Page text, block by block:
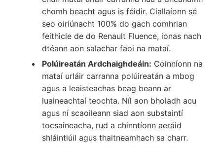
chomh beacht agus is féidir. Ciallaíonn sé
seo oiriúnacht 100% do gach comhrian
feithicle de do Renault Fluence, ionas nach
dtéann aon salachar faoi na mataí.
Polúireatán Ardchaighdeáin: Coinníonn na
mataí urláir carranna polúireatán a mbog
agus a leaisteachas beag beann ar
luaineachtaí teochta. Níl aon bholadh acu
agus ní scaoileann siad aon substaintí
tocsaineacha, rud a chinntíonn aeráid
shláintiúil agus thaitneamhach sa charr.